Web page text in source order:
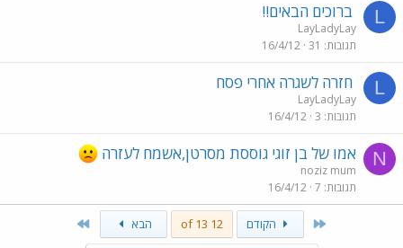
L ברוכים הבאים!!
LayLadyLay
תגובות 31
16/4/12
L חזרה לשגרה אחרי פסח
LayLadyLay
תגובות 3
16/4/12
N אמו של בן זוגי גוססת מסרטן,אשמח לעזרה
noziz mum
תגובות 7
16/4/12
First הקודם 12 of 13 הבא